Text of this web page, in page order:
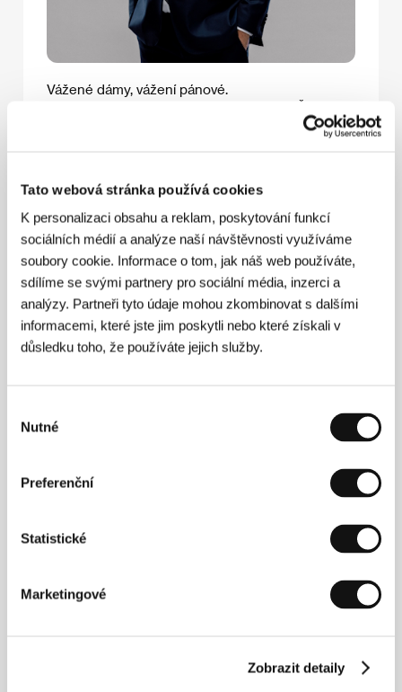
Tato webová stránka používá cookies
K personalizaci obsahu a reklam, poskytování funkcí
sociálních médií a analýze naší návštěvnosti využíváme
soubory cookie. Informace o tom, jak náš web používáte,
sdílíme se svými partnery pro sociální média, inzerci a
analýzy. Partneři tyto údaje mohou zkombinovat s dalšími
informacemi, které jste jim poskytli nebo které získali v
důsledku toho, že používáte jejich služby.
souhlasu
Nutné
Preferenční
Statistické
Marketingové
Zobrazit detaily
Vážené dámy, vážení pánové.
Jsem velmi rád, že i letos může Skupina ČEZ
lázeňského města je pro mě karlovarský festival
jednou z top událostí roku a je mi ctí, že naše
firma u toho opět může být.
I pro 60. ročník Skupina ČEZ pro návštěvníky
nachystá pestrý program. V naší zóně ČEZ Svět
energie jim bude k dispozici vůbec poprvé
možnost zhlédnout novou virtuální prohlídku
distribuční soustavy, která mapuje cestu elektřiny
od zdroje až do zásuvek v našich domovech.
Nepřijdete ale ani o tradičně oblíbené virtuální
infrastruktury – přečerpávací elektrárny Dlouhé
stráně.
interaktivní zážitek z návštěvy nejstřeženějších
šanci podívat, a to přímo z naší zóny v Karlových
Varech.
prostřednictvím naší Nadace ČEZ podpořit
jubilejní karlovarský svátek filmu naplno užili